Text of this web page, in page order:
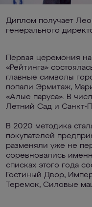
Диплом получает
генерального
Первая церемония
«Рейтинга»
главные символы
попали Эрмитаж,
«Алые паруса». В
Летний Сад и Санкт-
В 2020 методика
покупателей
разменяли уже не
соревновались
списках этого года
Гостиный Двор,
Теремок, Силовые